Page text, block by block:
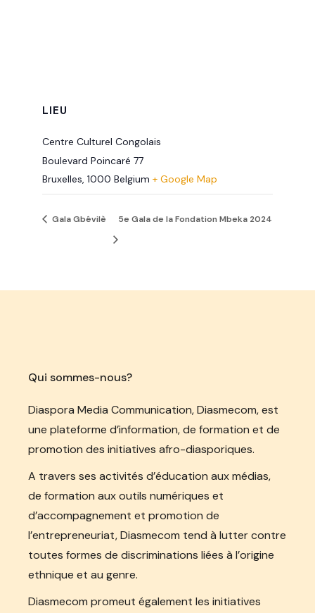
LIEU
Centre Culturel Congolais
Boulevard Poincaré 77
Bruxelles, 1000 Belgium + Google Map
Gala Gbêvilè 5e Gala de la Fondation Mbeka 2024
Qui sommes-nous?
Diaspora Media Communication, Diasmecom, est
une plateforme d’information, de formation et de
promotion des initiatives afro-diasporiques.
A travers ses activités d’éducation aux médias,
de formation aux outils numériques et
d’accompagnement et promotion de
l’entrepreneuriat, Diasmecom tend à lutter contre
toutes formes de discriminations liées à l’origine
ethnique et au genre.
Diasmecom promeut également les initiatives